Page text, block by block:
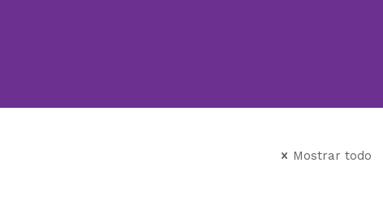
Mostrar todo